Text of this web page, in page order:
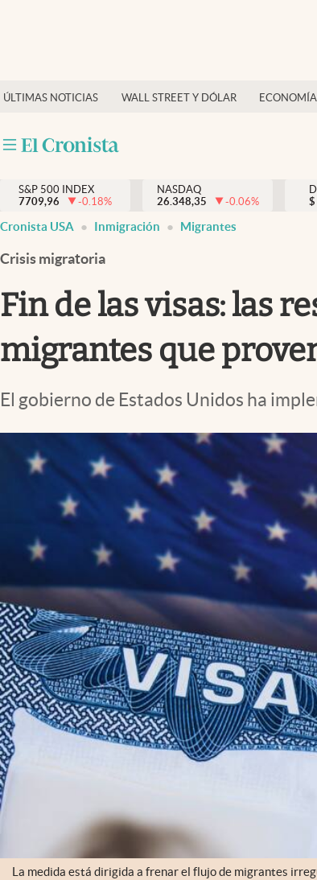
ÚLTIMAS NOTICIAS WALL STREET Y DÓLAR ECONOMÍA
Finanzas y economía
Inmigración
Trending
Streaming
PC y mobile
Lifestyle
S&P 500 INDEX
7709,96
-0.18%
NASDAQ
26.348,35
-0.06%
$
Cronista USA Inmigración Migrantes
Crisis migratoria
Fin de las visas: las
migrantes que
El gobierno de Estados Unidos ha
La medida está dirigida a frenar el flujo de migrantes